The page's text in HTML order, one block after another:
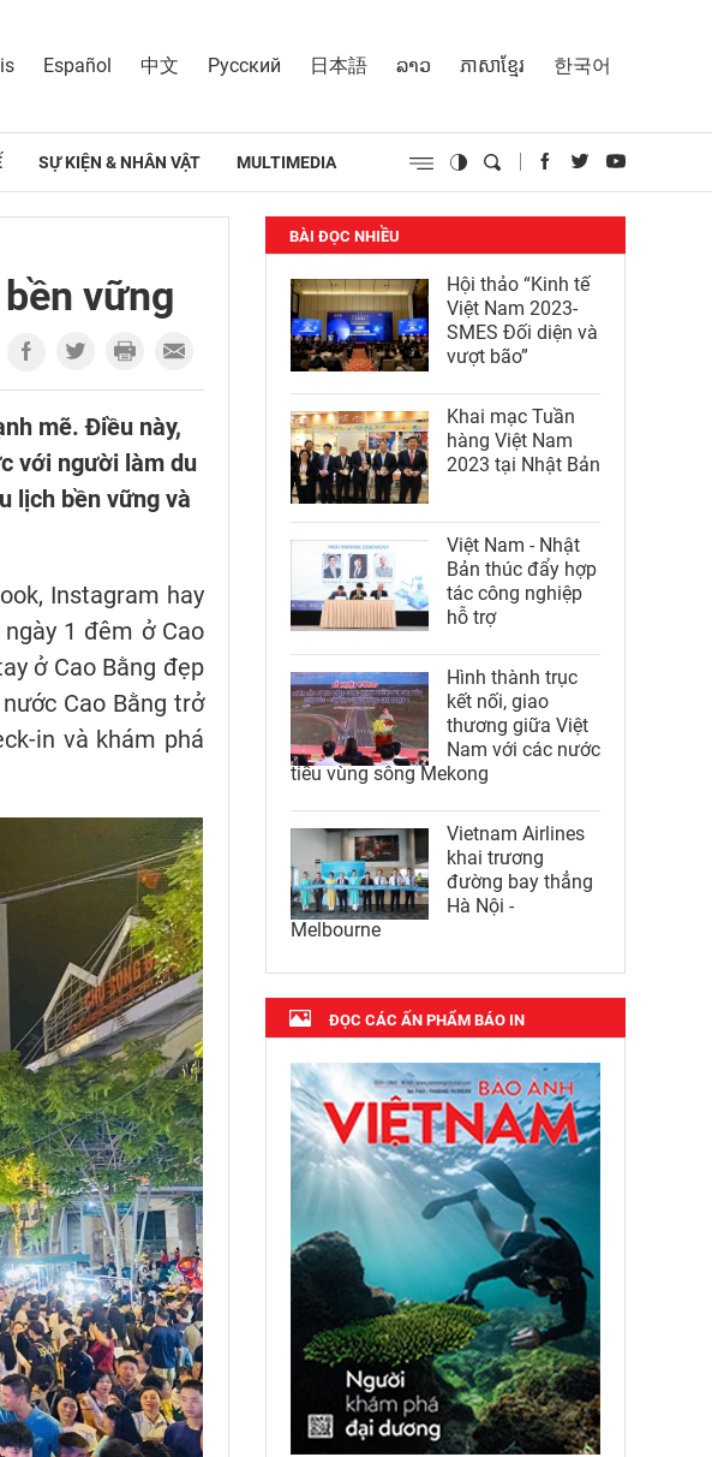
Español 中文 Русский 日本語 ລາວ ភាសាខ្មែរ 한국어
SỰ KIỆN & NHÂN VẬT MULTIMEDIA
vững
mẽ. Điều này,
với người làm du
lịch bền vững và
Instagram hay
1 đêm ở Cao
ở Cao Bằng đẹp
Cao Bằng trở
in và khám phá
BÀI ĐỌC NHIỀU
Hội thảo “Kinh tế
Việt Nam 2023-
SMES Đối diện và
vượt bão”
Khai mạc Tuần
hàng Việt Nam
2023 tại Nhật Bản
Việt Nam - Nhật
Bản thúc đẩy hợp
tác công nghiệp
hỗ trợ
Hình thành trục
kết nối, giao
thương giữa Việt
Nam với các nước
tiểu vùng sông Mekong
Vietnam Airlines
khai trương
đường bay thẳng
Hà Nội -
Melbourne
ĐỌC CÁC ẤN PHẨM BÁO IN